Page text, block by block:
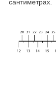
сантиметрах.